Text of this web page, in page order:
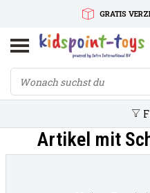
GRATIS
Artikel mit